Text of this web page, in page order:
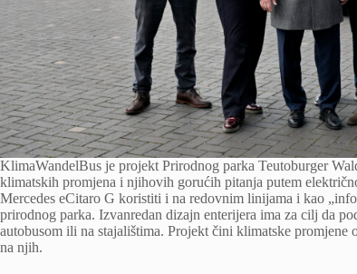
KlimaWandelBus je projekt Prirodnog parka Teutoburger
klimatskih promjena i njihovih gorućih pitanja putem
Mercedes eCitaro G koristiti i na redovnim linijama i kao
prirodnog parka. Izvanredan dizajn enterijera ima za cilj da
autobusom ili na stajalištima. Projekt čini klimatske
na njih.